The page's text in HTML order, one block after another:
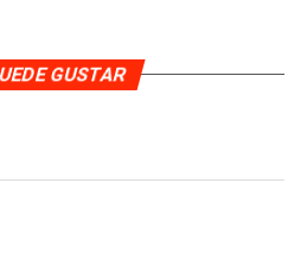
GUSTAR